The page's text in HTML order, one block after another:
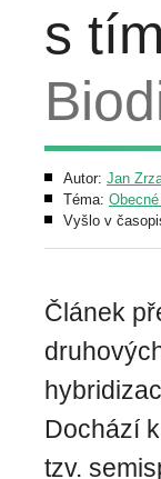
s
Autor: Jan
Téma:
Vyšlo v
Článek
Dochází
tzv.